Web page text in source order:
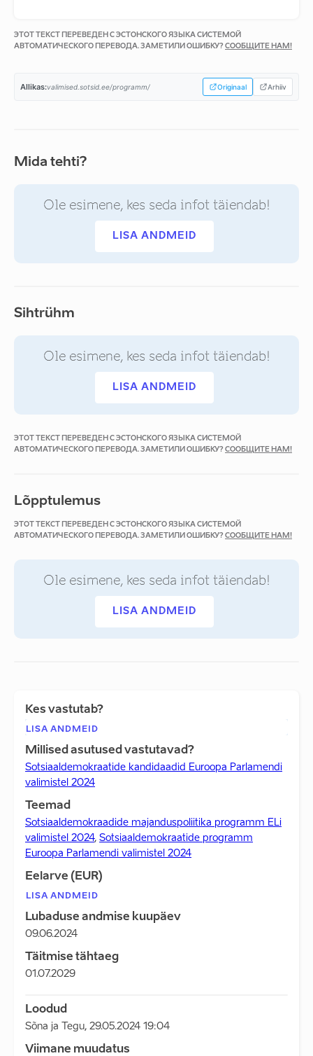
ЭТОТ ТЕКСТ ПЕРЕВЕДЕН С ЭСТОНСКОГО ЯЗЫКА СИСТЕМОЙ
АВТОМАТИЧЕСКОГО ПЕРЕВОДА. ЗАМЕТИЛИ ОШИБКУ? СООБЩИТЕ НАМ!
Allikas:valimised.sotsid.ee/programm/ Originaal Arhiiv
Mida tehti?
Ole esimene, kes seda infot täiendab!
LISA ANDMEID
Sihtrühm
Ole esimene, kes seda infot täiendab!
LISA ANDMEID
ЭТОТ ТЕКСТ ПЕРЕВЕДЕН С ЭСТОНСКОГО ЯЗЫКА СИСТЕМОЙ
АВТОМАТИЧЕСКОГО ПЕРЕВОДА. ЗАМЕТИЛИ ОШИБКУ? СООБЩИТЕ НАМ!
Lõpptulemus
ЭТОТ ТЕКСТ ПЕРЕВЕДЕН С ЭСТОНСКОГО ЯЗЫКА СИСТЕМОЙ
АВТОМАТИЧЕСКОГО ПЕРЕВОДА. ЗАМЕТИЛИ ОШИБКУ? СООБЩИТЕ НАМ!
Ole esimene, kes seda infot täiendab!
LISA ANDMEID
Kes vastutab?
LISA ANDMEID
Millised asutused vastutavad?
Sotsiaaldemokraatide kandidaadid Euroopa Parlamendi
valimistel 2024
Teemad
Sotsiaaldemokraadide majanduspoliitika programm ELi
valimistel 2024, Sotsiaaldemokraatide programm
Euroopa Parlamendi valimistel 2024
Eelarve (EUR)
LISA ANDMEID
Lubaduse andmise kuupäev
09.06.2024
Täitmise tähtaeg
01.07.2029
Loodud
Sõna ja Tegu, 29.05.2024 19:04
Viimane muudatus